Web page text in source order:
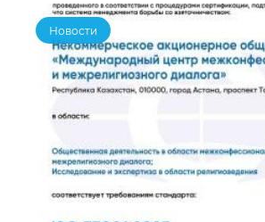
Новости